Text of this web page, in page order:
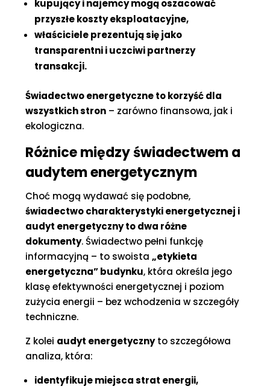
kupujący i najemcy mogą oszacować
przyszłe koszty eksploatacyjne,
właściciele prezentują się jako
transparentni i uczciwi partnerzy
transakcji.
Świadectwo energetyczne to korzyść dla
wszystkich stron – zarówno finansowa, jak i
ekologiczna.
Różnice między świadectwem a
audytem energetycznym
Choć mogą wydawać się podobne,
świadectwo charakterystyki energetycznej i
audyt energetyczny to dwa różne
dokumenty. Świadectwo pełni funkcję
informacyjną – to swoista„etykieta
energetyczna” budynku, która określa jego
klasę efektywności energetycznej i poziom
zużycia energii – bez wchodzenia w szczegóły
techniczne.
Z kolei audyt energetycznyto szczegółowa
analiza, która:
identyfikuje miejsca strat energii,